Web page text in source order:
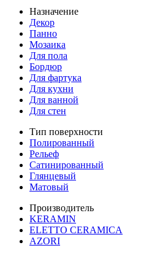
Назначение
Декор
Панно
Мозаика
Для пола
Бордюр
Для фартука
Для кухни
Для ванной
Для стен
Тип поверхности
Полированный
Рельеф
Сатинированный
Глянцевый
Матовый
Производитель
KERAMIN
ELETTO CERAMICA
AZORI